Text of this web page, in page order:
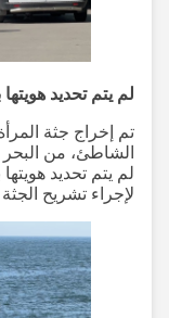
لم يتم تحديد هويتها
تم إخراج جثة
الشاطئ، من البحر
لم يتم تحديد
لإجراء تشريح